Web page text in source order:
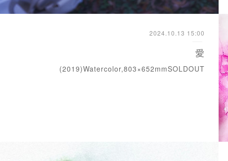
2024.10.13 15:00
愛
(2019)Watercolor,803×652mmSOLDOUT